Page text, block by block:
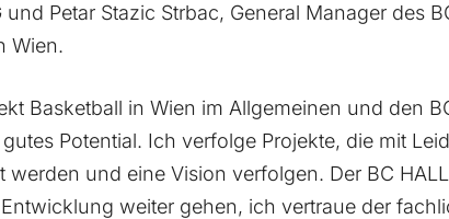
und Petar Stazic Strbac, General Manager des
Wien.
Basketball in Wien im Allgemeinen und den
Potential. Ich verfolge Projekte, die mit
werden und eine Vision verfolgen. Der BC
weiter gehen, ich vertraue der